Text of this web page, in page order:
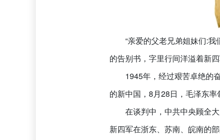
“亲爱的父老兄弟姐妹们:
的告别书，字里行间洋溢着新
1945年，经过艰苦卓绝的
的新中国，8月28日，毛泽东率
在谈判中，中共中央顾全
新四军在浙东、苏南、皖南的